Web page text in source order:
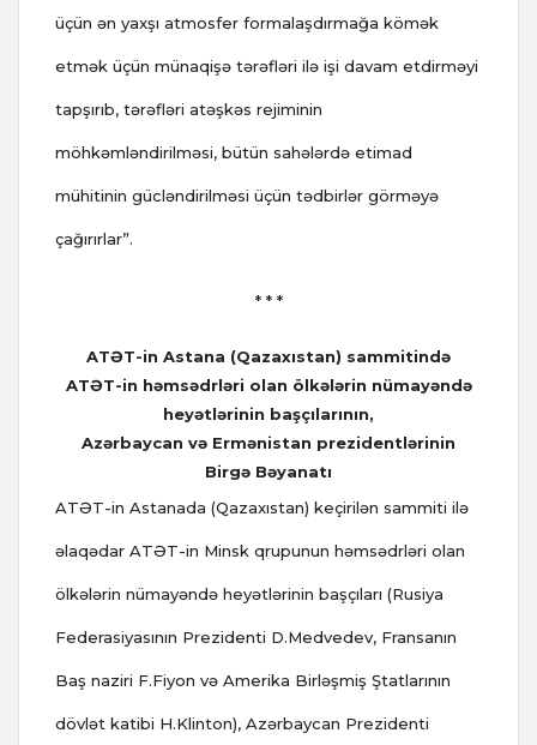
üçün ən yaxşı atmosfer formalaşdırmağa kömək
etmək üçün münaqişə tərəfləri ilə işi davam etdirməyi
tapşırıb, tərəfləri atəşkəs rejiminin
möhkəmləndirilməsi, bütün sahələrdə etimad
mühitinin gücləndirilməsi üçün tədbirlər görməyə
çağırırlar”.
* * *
ATƏT-in Astana (Qazaxıstan) sammitində
ATƏT-in həmsədrləri olan ölkələrin nümayəndə
heyətlərinin başçılarının,
Azərbaycan və Ermənistan prezidentlərinin
Birgə Bəyanatı
ATƏT-in Astanada (Qazaxıstan) keçirilən sammiti ilə
əlaqədar ATƏT-in Minsk qrupunun həmsədrləri olan
ölkələrin nümayəndə heyətlərinin başçıları (Rusiya
Federasiyasının Prezidenti D.Medvedev, Fransanın
Baş naziri F.Fiyon və Amerika Birləşmiş Ştatlarının
dövlət katibi H.Klinton), Azərbaycan Prezidenti